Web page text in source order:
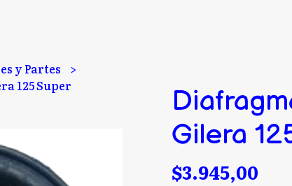
y Partes
125 Super
Gilera
$3.945,00